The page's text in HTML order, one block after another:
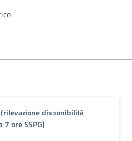
disponibilità
7 ore SSPG)